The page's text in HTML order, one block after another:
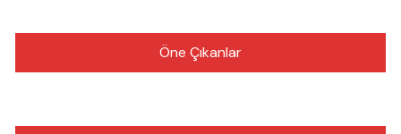
Öne Çıkanlar